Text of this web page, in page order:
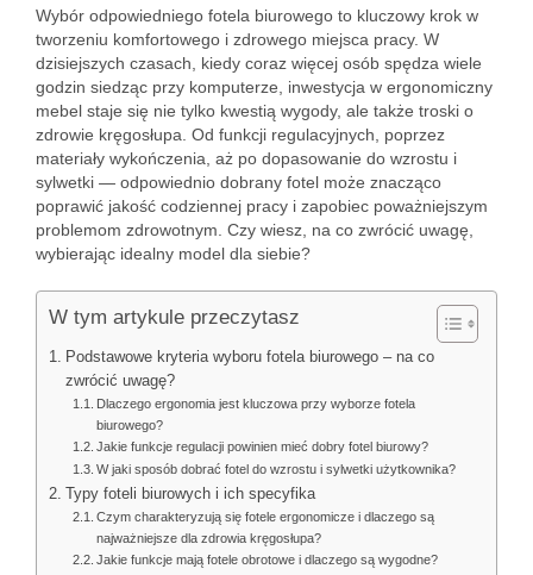
Wybór odpowiedniego fotela biurowego to kluczowy krok w
tworzeniu komfortowego i zdrowego miejsca pracy. W
dzisiejszych czasach, kiedy coraz więcej osób spędza wiele
godzin siedząc przy komputerze, inwestycja w ergonomiczny
mebel staje się nie tylko kwestią wygody, ale także troski o
zdrowie kręgosłupa. Od funkcji regulacyjnych, poprzez
materiały wykończenia, aż po dopasowanie do wzrostu i
sylwetki — odpowiednio dobrany fotel może znacząco
poprawić jakość codziennej pracy i zapobiec poważniejszym
problemom zdrowotnym. Czy wiesz, na co zwrócić uwagę,
wybierając idealny model dla siebie?
W tym artykule przeczytasz
Podstawowe kryteria wyboru fotela biurowego – na co
zwrócić uwagę?
Dlaczego ergonomia jest kluczowa przy wyborze fotela
biurowego?
Jakie funkcje regulacji powinien mieć dobry fotel biurowy?
W jaki sposób dobrać fotel do wzrostu i sylwetki użytkownika?
Typy foteli biurowych i ich specyfika
Czym charakteryzują się fotele ergonomicze i dlaczego są
najważniejsze dla zdrowia kręgosłupa?
Jakie funkcje mają fotele obrotowe i dlaczego są wygodne?